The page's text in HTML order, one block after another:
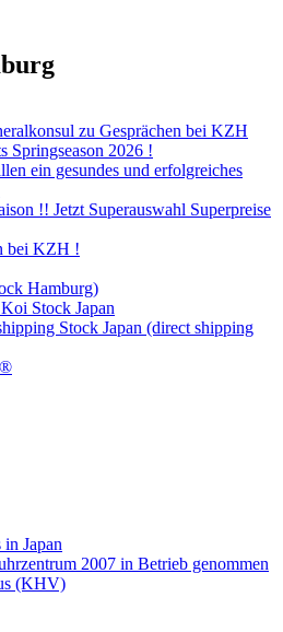
zu Gesprächen bei KZH
Springseason 2026 !
ein gesundes und erfolgreiches
!! Jetzt Superauswahl Superpreise
bei KZH !
Hamburg)
Koi Stock Japan
Stock Japan (direct shipping
®
Japan
2007 in Betrieb genommen
(KHV)